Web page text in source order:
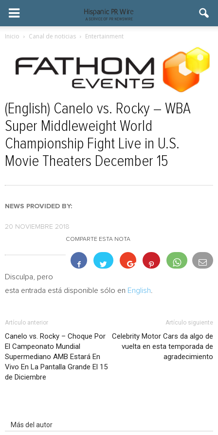
Inicio Canal de noticias Entertainment
(English) Canelo vs. Rocky – WBA
Super Middleweight World
Championship Fight Live in U.S.
Movie Theaters December 15
NEWS PROVIDED BY:
20 NOVIEMBRE 2018
COMPARTE ESTA NOTA
Disculpa, pero
esta entrada está disponible sólo en English
Artículo anterior
Canelo vs. Rocky – Choque Por
El Campeonato Mundial
Supermediano AMB Estará En
Vivo En La Pantalla Grande El 15
de Diciembre
Artículo siguiente
Celebrity Motor Cars da algo de
vuelta en esta temporada de
agradecimiento
Más del autor